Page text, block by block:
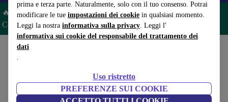
prima e terza parte. Naturalmente, solo con il tuo consenso. Potrai
modificare le tue impostazioni dei cookie in qualsiasi momento.
Leggi la nostra informativa sulla privacy. Leggi l'
informativa sui cookie del responsabile del trattamento dei
dati
.
Uso ristretto
PREFERENZE SUI COOKIE
🔥 Risparmia 5% EXTRA su TUTTI gli Apple Watch e AirPod –
Codice: AIRWATCH5 –Condizioni
Home
Apple AirPods 1ª gen.
Bianco